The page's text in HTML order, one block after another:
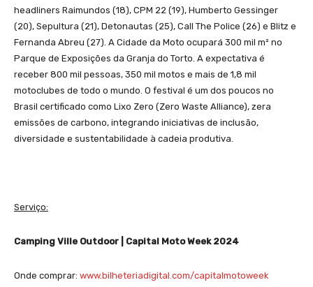
headliners Raimundos (18), CPM 22 (19), Humberto Gessinger
(20), Sepultura (21), Detonautas (25), Call The Police (26) e Blitz e
Fernanda Abreu (27). A Cidade da Moto ocupará 300 mil m² no
Parque de Exposições da Granja do Torto. A expectativa é
receber 800 mil pessoas, 350 mil motos e mais de 1,8 mil
motoclubes de todo o mundo. O festival é um dos poucos no
Brasil certificado como Lixo Zero (Zero Waste Alliance), zera
emissões de carbono, integrando iniciativas de inclusão,
diversidade e sustentabilidade à cadeia produtiva.
Serviço:
Camping Ville Outdoor | Capital Moto Week 2024
Onde comprar: www.bilheteriadigital.com/capitalmotoweek